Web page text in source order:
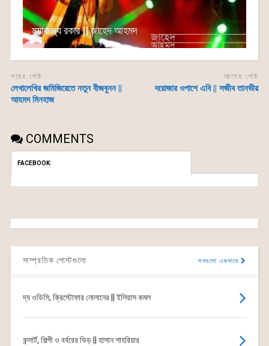
ম্যাক দ্য রকার || জাহেদ আহমদ
পরের পোষ্ট
লেখালেখির জমিজিরেতে নতুন বীজবুনন ||
আহমদ মিনহাজ
আগের পোষ্ট
দরোজার ওপাশে এবি || সজীব তানভীর
COMMENTS
FACEBOOK:
সাম্প্রতিক পোস্টগুলো সবগুলো একসাথে
দ্য ওডিসি, ক্রিস্টোফার নোলানের || ইলিয়াস কমল
কন্সার্ট, শিল্পী ও বর্বরের ভিড় || হাসান শাহরিয়ার